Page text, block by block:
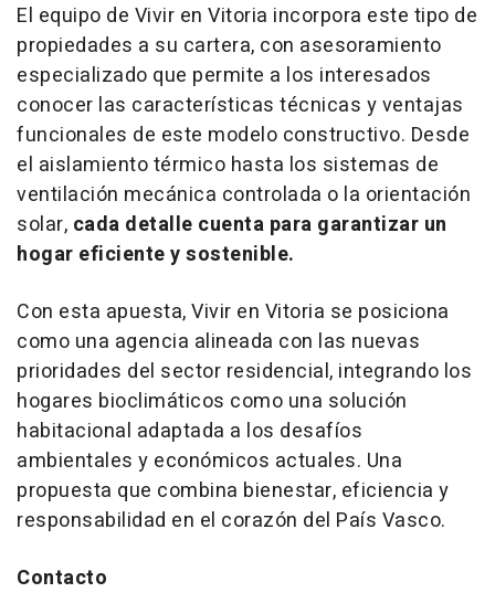
El equipo de Vivir en Vitoria incorpora este tipo de
propiedades a su cartera, con asesoramiento
especializado que permite a los interesados
conocer las características técnicas y ventajas
funcionales de este modelo constructivo. Desde
el aislamiento térmico hasta los sistemas de
ventilación mecánica controlada o la orientación
solar, cada detalle cuenta para garantizar un
hogar eficiente y sostenible.
Con esta apuesta, Vivir en Vitoria se posiciona
como una agencia alineada con las nuevas
prioridades del sector residencial, integrando los
hogares bioclimáticos como una solución
habitacional adaptada a los desafíos
ambientales y económicos actuales. Una
propuesta que combina bienestar, eficiencia y
responsabilidad en el corazón del País Vasco.
Contacto